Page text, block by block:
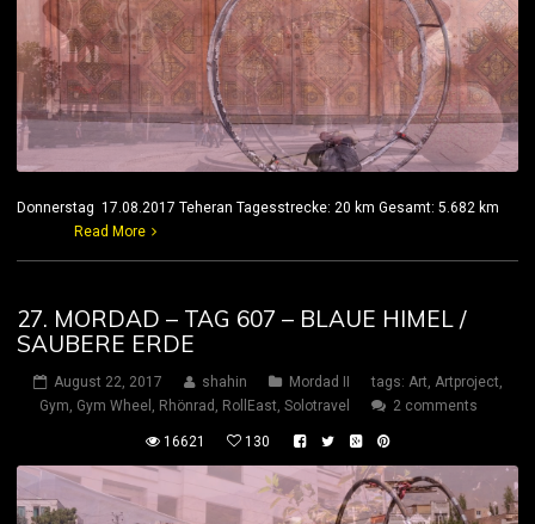
Donnerstag 17.08.2017 Teheran Tagesstrecke: 20 km Gesamt: 5.682 km
Read More
27. MORDAD – TAG 607 – BLAUE HIMEL /
SAUBERE ERDE
August 22, 2017 shahin Mordad II tags: Art, Artproject,
Gym, Gym Wheel , Rhönrad , RollEast, Solotravel 2 comments
16621 130